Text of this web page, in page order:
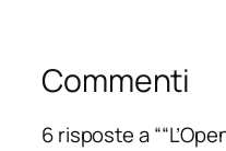
Commenti
6 risposte a